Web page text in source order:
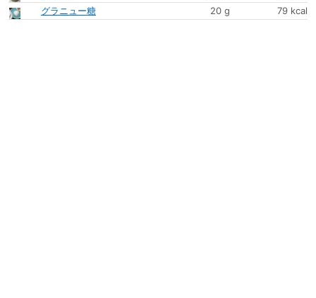
グラニュー糖
20 g 79 kcal